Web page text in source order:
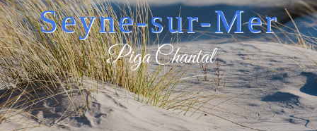
Seyne-sur-Mer
Piga Chantal